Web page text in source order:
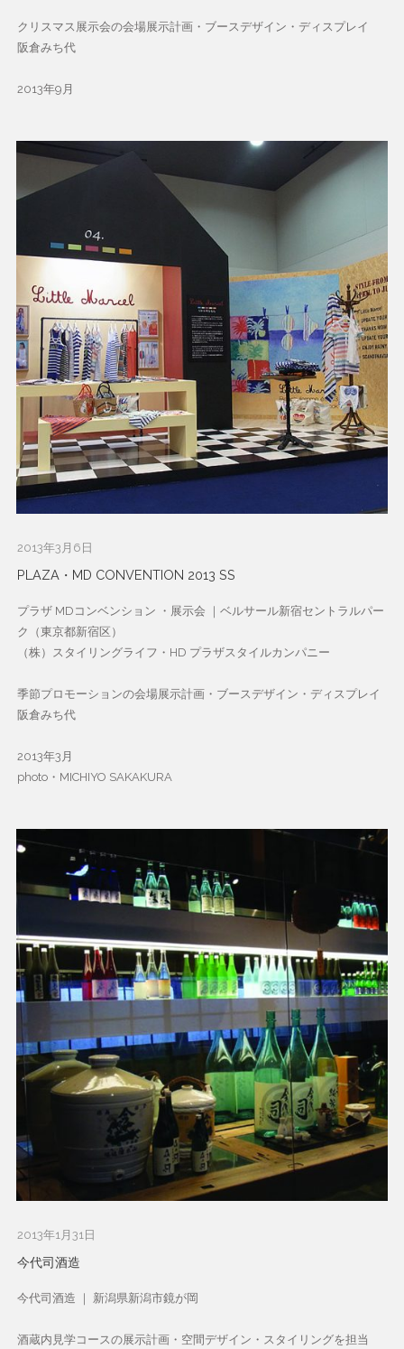
クリスマス展示会の会場展示計画・ブースデザイン・ディスプレイ
阪倉みち代
2013年9月
2013年3月6日
PLAZA・MD CONVENTION 2013 SS
プラザ MDコンベンション ・展示会 ｜ベルサール新宿セントラルパー
ク（東京都新宿区）
（株）スタイリングライフ・HD プラザスタイルカンパニー
季節プロモーションの会場展示計画・ブースデザイン・ディスプレイ
阪倉みち代
2013年3月
photo・MICHIYO SAKAKURA
2013年1月31日
今代司酒造
今代司酒造 ｜ 新潟県新潟市鏡が岡
酒蔵内見学コースの展示計画・空間デザイン・スタイリングを担当